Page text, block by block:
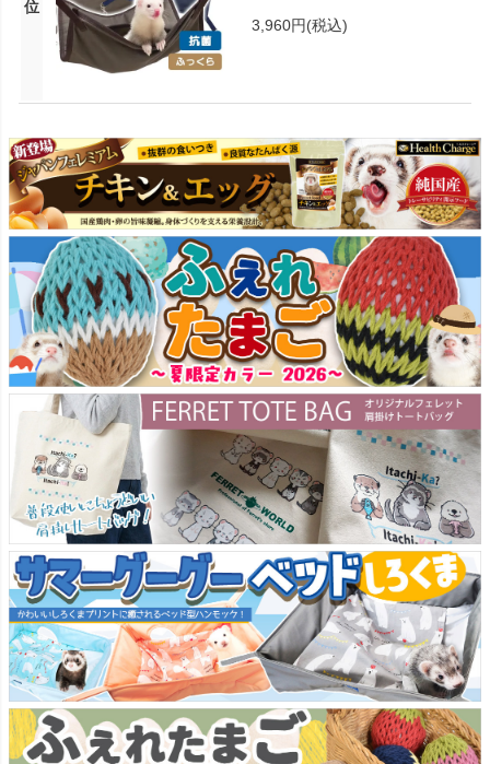
位
3,960円(税込)